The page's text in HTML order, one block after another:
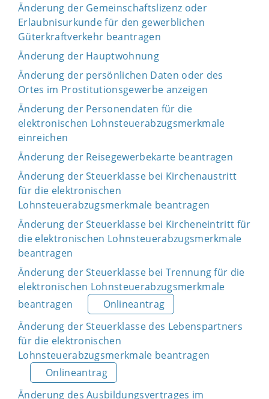
Änderung der Gemeinschaftslizenz oder
Erlaubnisurkunde für den gewerblichen
Güterkraftverkehr beantragen
Änderung der Hauptwohnung
Änderung der persönlichen Daten oder des
Ortes im Prostitutionsgewerbe anzeigen
Änderung der Personendaten für die
elektronischen Lohnsteuerabzugsmerkmale
einreichen
Änderung der Reisegewerbekarte beantragen
Änderung der Steuerklasse bei Kirchenaustritt
für die elektronischen
Lohnsteuerabzugsmerkmale beantragen
Änderung der Steuerklasse bei Kircheneintritt für
die elektronischen Lohnsteuerabzugsmerkmale
beantragen
Änderung der Steuerklasse bei Trennung für die
elektronischen Lohnsteuerabzugsmerkmale
beantragen
Onlineantrag
Änderung der Steuerklasse des Lebenspartners
für die elektronischen
Lohnsteuerabzugsmerkmale beantragen
Onlineantrag
Änderung des Ausbildungsvertrages im